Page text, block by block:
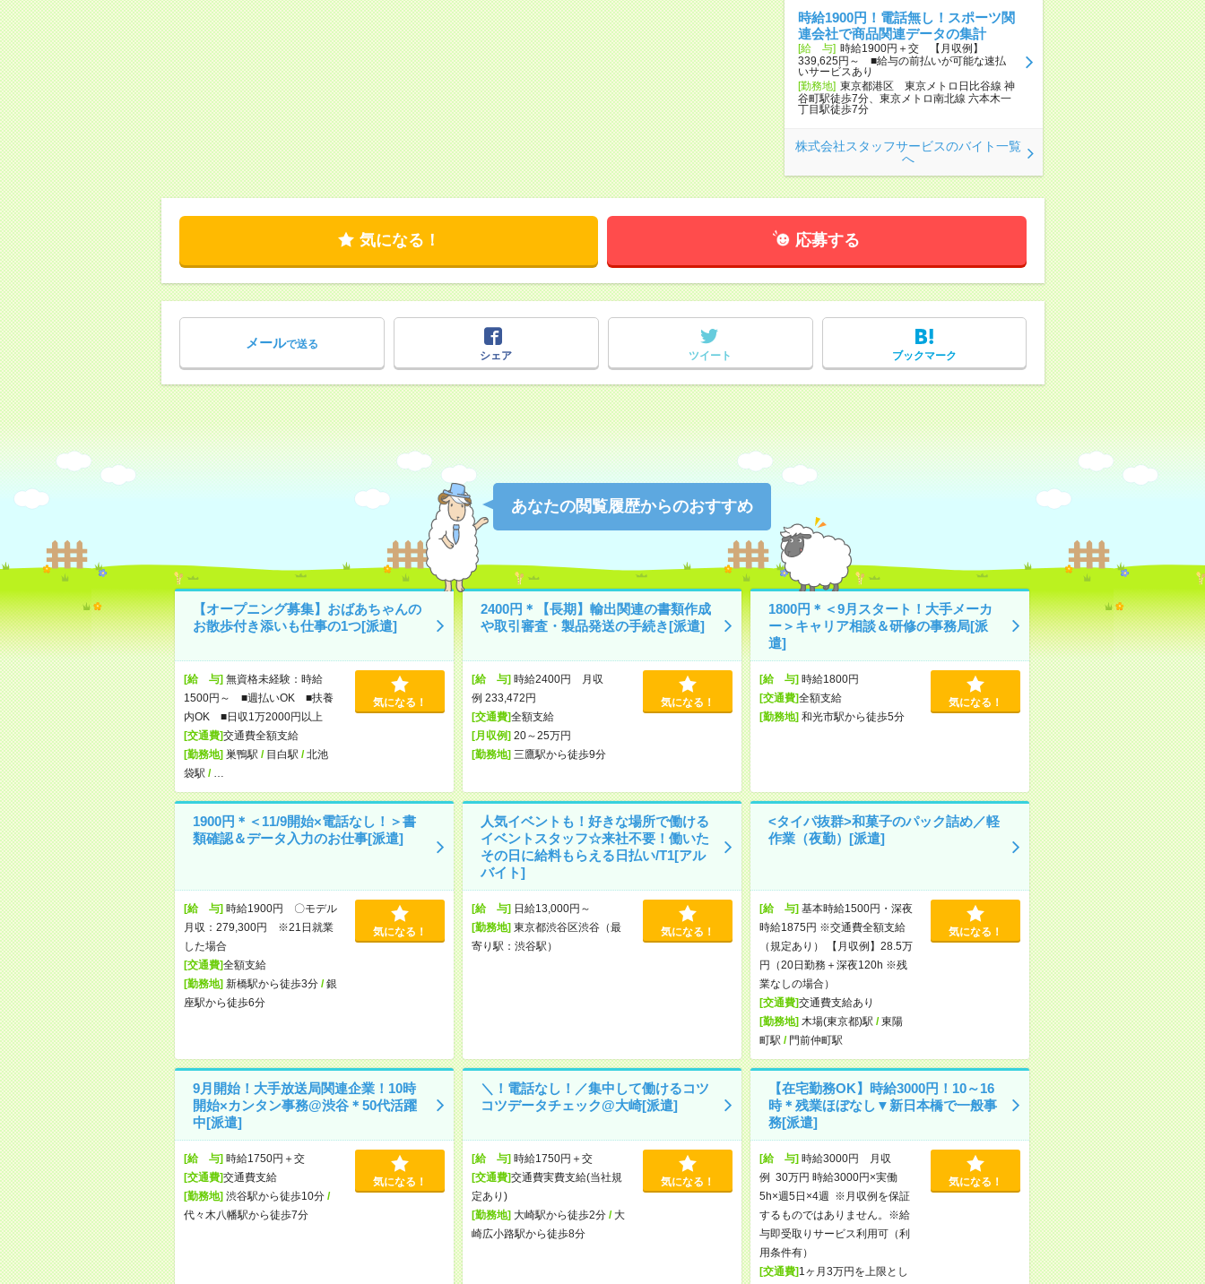
時給1900円！電話無し！スポーツ関
連会社で商品関連データの集計
[給 与] 時給1900円＋交 【月収例】
339,625円～ ■給与の前払いが可能な速払
いサービスあり
[勤務地] 東京都港区 東京メトロ日比谷線 神
谷町駅徒歩7分、東京メトロ南北線 六本木一
丁目駅徒歩7分
株式会社スタッフサービスのバイト一覧
へ
気になる！ 応募する
メールで送る
シェア
ツイート ブックマーク
あなたの閲覧履歴からのおすすめ
【オープニング募集】おばあちゃんの
お散歩付き添いも仕事の1つ[派遣]
[給 与]無資格未経験：時給
1500円～ ■週払いOK ■扶養
内OK ■日収1万2000円以上
[交通費]交通費全額支給
[勤務地]巣鴨駅 / 目白駅 /北池
袋駅 /
気になる！
2400円＊【長期】輸出関連の書類作成
や取引審査・製品発送の手続き[派遣]
[給 与]時給2400円 月収
例 233,472円
[交通費]全額支給
[月収例]20～25万円
[勤務地]三鷹駅から徒歩9分
気になる！
1800円＊＜9月スタート！大手メーカ
ー＞キャリア相談＆研修の事務局[派
遣]
[給 与]時給1800円
[交通費]全額支給
[勤務地]和光市駅から徒歩5分
気になる！
1900円＊＜11/9開始×電話なし！＞書
類確認＆データ入力のお仕事[派遣]
[給 与]時給1900円 〇モデル
月収：279,300円 ※21日就業
した場合
[交通費]全額支給
[勤務地]新橋駅から徒歩3分/銀
座駅から徒歩6分
気になる！
人気イベントも！好きな場所で働ける
イベントスタッフ☆来社不要！働いた
その日に給料もらえる日払い/T1[アル
バイト]
[給 与]日給13,000円～
[勤務地]東京都渋谷区渋谷（最
寄り駅：渋谷駅）
気になる！
<タイパ抜群>和菓子のパック詰め／軽
作業（夜勤）[派遣]
[給 与]基本時給1500円・深夜
時給1875円 ※交通費全額支給
（規定あり） 【月収例】28.5万
円（20日勤務＋深夜120h ※残
業なしの場合）
[交通費]交通費支給あり
[勤務地]木場(東京都)駅 /東陽
町駅 / 門前仲町駅
気になる！
9月開始！大手放送局関連企業！10時
開始×カンタン事務@渋谷＊50代活躍
中[派遣]
[給 与]時給1750円＋交
[交通費]交通費支給
[勤務地]渋谷駅から徒歩10分/
代々木八幡駅から徒歩7分
気になる！
＼！電話なし！／集中して働けるコツ
コツデータチェック@大崎[派遣]
[給 与]時給1750円＋交
[交通費]交通費実費支給(当社規
定あり)
[勤務地]大崎駅から徒歩2分/ 大
崎広小路駅から徒歩8分
気になる！
【在宅勤務OK】時給3000円！10～16
時＊残業ほぼなし▼新日本橋で一般事
務[派遣]
[給 与]時給3000円 月収
例 30万円 時給3000円×実働
5h×週5日×4週 ※月収例を保証
するものではありません。※給
与即受取りサービス利用可（利
用条件有）
[交通費]1ヶ月3万円を上限とし
気になる！